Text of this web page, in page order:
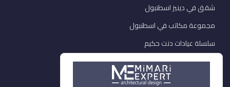
شقق في دينيز اسطنبول
مجموعة مكاتب في اسطنبول
سلسلة عيادات دنت حكيم
خدماتنا